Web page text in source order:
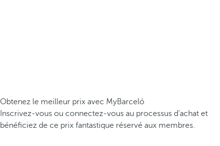
Obtenez le meilleur prix avec MyBarceló
Inscrivez-vous ou connectez-vous au processus d’achat et
bénéficiez de ce prix fantastique réservé aux membres.